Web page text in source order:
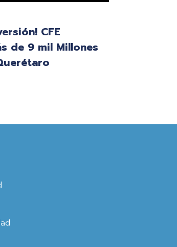
CFE
de 9 mil Millones